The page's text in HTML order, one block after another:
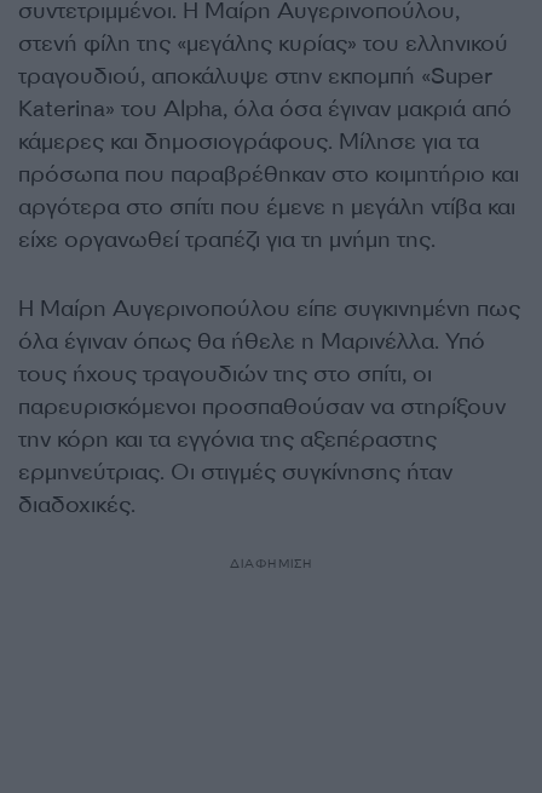
συντετριμμένοι. Η Μαίρη Αυγερινοπούλου,
στενή φίλη της «μεγάλης κυρίας» του ελληνικού
τραγουδιού, αποκάλυψε στην εκπομπή «Super
Katerina» του Alpha, όλα όσα έγιναν μακριά από
κάμερες και δημοσιογράφους. Μίλησε για τα
πρόσωπα που παραβρέθηκαν στο κοιμητήριο και
αργότερα στο σπίτι που έμενε η μεγάλη ντίβα και
είχε οργανωθεί τραπέζι για τη μνήμη της.
Η Μαίρη Αυγερινοπούλου είπε συγκινημένη πως
όλα έγιναν όπως θα ήθελε η Μαρινέλλα. Υπό
τους ήχους τραγουδιών της στο σπίτι, οι
παρευρισκόμενοι προσπαθούσαν να στηρίξουν
την κόρη και τα εγγόνια της αξεπέραστης
ερμηνεύτριας. Οι στιγμές συγκίνησης ήταν
διαδοχικές.
ΔΙΑΦΗΜΙΣΗ